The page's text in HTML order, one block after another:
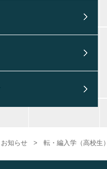
お知らせ > 転・編入学（高校生